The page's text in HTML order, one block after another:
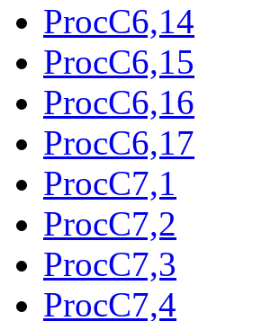
ProcC6,14
ProcC6,15
ProcC6,16
ProcC6,17
ProcC7,1
ProcC7,2
ProcC7,3
ProcC7,4